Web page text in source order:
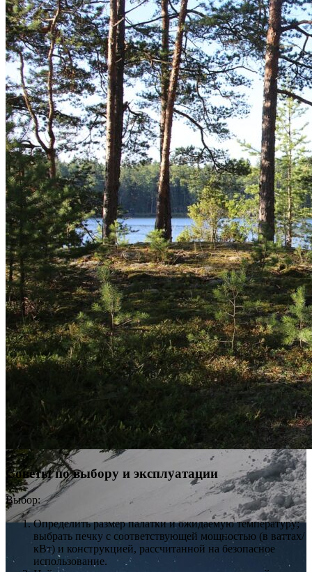
Советы по выбору и эксплуатации
Выбор:
Определить размер палатки и ожидаемую температуру;
выбрать печку с соответствующей мощностью (в ваттах/
кВт) и конструкцией, рассчитанной на безопасное
использование.